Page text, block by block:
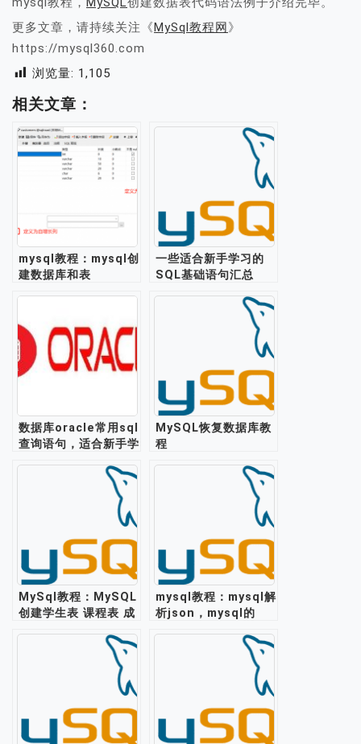
更多文章，请持续关注《MySql教程网》
https://mysql360.com
浏览量: 1,105
相关文章：
mysql教程：mysql创
建数据库和表
一些适合新手学习的
SQL基础语句汇总
数据库oracle常用sql
查询语句，适合新手学
MySQL恢复数据库教
程
MySql教程：MySQL
创建学生表 课程表 成
mysql教程：mysql解
析json，mysql的